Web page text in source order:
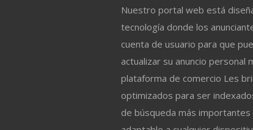
Nuestro portal web está
tecnología donde los
cuenta de usuario para que
actualizar su anuncio personal
plataforma de comercio Les
optimizados para ser
de búsqueda más